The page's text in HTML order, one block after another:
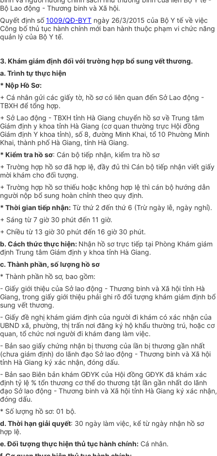
Bộ Lao động - Thương binh và Xã hội.
Quyết định số1009/QĐ-BYT ngày 26/3/2015 của Bộ Y tế về việc
Công bố thủ tục hành chính mới ban hành thuộc phạm vi chức năng
quản lý của Bộ Y tế.
3. Khám giám định đối với trường hợp bổ sung vết thương.
a. Trình tự thực hiện
* NộpHồ Sơ:
+ Cá nhân gửi các giấy tờ, hồ sơ có liên quan đến Sở Lao động -
TBXH để tổng hợp.
+ Sở Lao động - TBXH tỉnh Hà Giang chuyển hồ sơ về Trung tâm
Giám định y khoa tỉnh Hà Giang (cơ quan thường trực Hội đồng
Giám định Y khoa tỉnh), số 8, đường Minh Khai, tổ 10 Phường Minh
Khai, thành phố Hà Giang, tỉnh Hà Giang.
* Kiểm tra hồ sơ: Cán bộ tiếp nhận, kiểm tra hồ sơ
+ Trường hợp hồ sơ đã hợp lệ, đầy đủ thì Cán bộ tiếp nhận viết giấy
mời khám cho đối tượng.
+ Trường hợp hồ sơ thiếu hoặc không hợp lệ thì cán bộ hướng dẫn
người nộp bổ sung hoàn chỉnh theo quy định.
* Thời gian tiếp nhận: Từ thứ 2 đến thứ 6 (Trừ ngày lễ, ngày nghỉ).
+ Sáng từ 7 giờ 30 phút đến 11 giờ.
+ Chiều từ 13 giờ 30 phút đến 16 giờ 30 phút.
b. Cách thức thực hiện: Nhận hồ sơ trực tiếp tại Phòng Khám giám
định Trung tâm Giám định y khoa tỉnh Hà Giang.
c. Thành phần, số lượng hồ sơ
* Thành phần hồ sơ, bao gồm:
- Giấy giới thiệu của Sở lao động - Thương binh và Xã hội tỉnh Hà
Giang, trong giấy giới thiệu phải ghi rõ đối tượng khám giám định bổ
sung vết thương.
- Giấy đề nghị khám giám định của người đi khám có xác nhận của
UBND xã, phường, thị trấn nơi đăng ký hộ khẩu thường trú, hoặc cơ
quan, tổ chức nơi người đi khám đang làm việc.
- Bản sao giấy chứng nhận bị thương của lần bị thương gần nhất
(chưa giám định) do lãnh đạo Sở lao động - Thương binh và Xã hội
tỉnh Hà Giang ký xác nhận, đóng dấu.
- Bản sao Biên bản khám GĐYK của Hội đồng GĐYK đã khám xác
định tỷ lệ % tổn thương cơ thể do thương tật lần gần nhất do lãnh
đạo Sở lao động - Thương binh và Xã hội tỉnh Hà Giang ký xác nhận,
đóng dấu.
* Số lượng hồ sơ: 01 bộ.
d. Thời hạn giải quyết: 30 ngày làm việc, kể từ ngày nhận hồ sơ
hợp lệ.
e.Đối tượng thực hiện thủ tục hành chính: Cá nhân.